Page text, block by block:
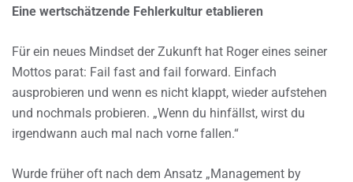
Eine wertschätzende Fehlerkultur etablieren
Für ein neues Mindset der Zukunft hat Roger eines seiner
Mottos parat: Fail fast and fail forward. Einfach
ausprobieren und wenn es nicht klappt, wieder aufstehen
und nochmals probieren. „Wenn du hinfällst, wirst du
irgendwann auch mal nach vorne fallen.“
Wurde früher oft nach dem Ansatz „Management by